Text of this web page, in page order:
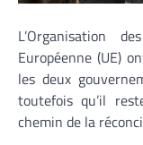
L’Organisation
Européenne (UE)
les deux
toutefois qu’il
chemin de la